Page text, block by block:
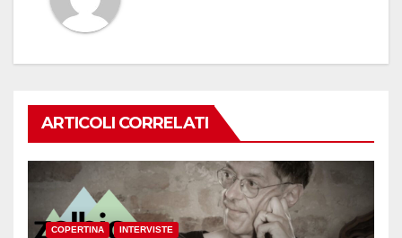
ARTICOLI CORRELATI
COPERTINA INTERVISTE